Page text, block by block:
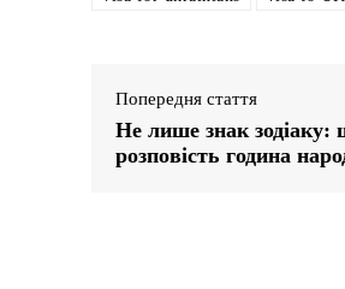
Попередня стаття
Не лише знак зодіаку:
розповість година